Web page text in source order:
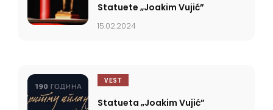
Statuete „Joakim Vujić”
15.02.2024
VEST
Statueta „Joakim Vujić”